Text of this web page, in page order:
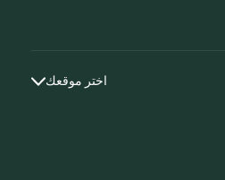
اختر موقعك